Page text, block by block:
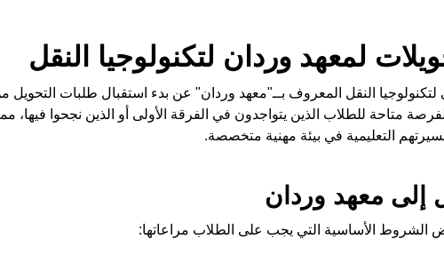
لمعهد وردان لتكنولوجيا النقل
لتكنولوجيا النقل المعروف بــ"معهد وردان" عن بدء استقبال طلبات التحويل
متاحة للطلاب الذين يتواجدون في الفرقة الأولى أو الذين نجحوا فيها،
التعليمية في بيئة مهنية متخصصة.
إلى معهد وردان
الشروط الأساسية التي يجب على الطلاب مراعاتها: